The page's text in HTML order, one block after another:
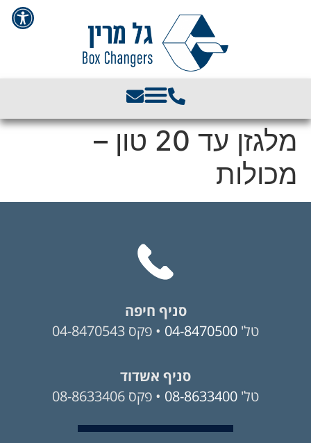
פתח
מלגזן עד 20 טון –
מכולות
סניף חיפה
טל' 04-8470500 • פקס 04-8470543
סניף אשדוד
טל' 08-8633400 • פקס 08-8633406